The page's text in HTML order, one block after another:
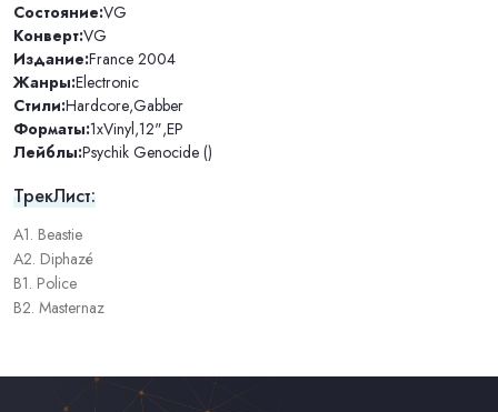
Состояние:VG
Конверт:VG
Издание:France 2004
Жанры:Electronic
Стили:Hardcore,Gabber
Форматы:1xVinyl,12",EP
Лейблы:Psychik Genocide ()
ТрекЛист:
A1. Beastie
A2. Diphazé
B1. Police
B2. Masternaz